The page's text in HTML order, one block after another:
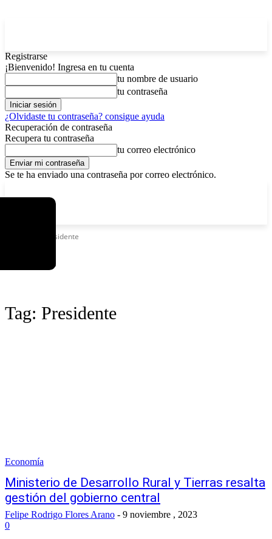
Registrarse
¡Bienvenido! Ingresa en tu cuenta
tu nombre de usuario
tu contraseña
¿Olvidaste tu contraseña? consigue ayuda
Recuperación de contraseña
Recupera tu contraseña
tu correo electrónico
Se te ha enviado una contraseña por correo electrónico.
Presidente
Tag: Presidente
Economía
Ministerio de Desarrollo Rural y Tierras resalta
gestión del gobierno central
Felipe Rodrigo Flores Arano - 9 noviembre , 2023
0